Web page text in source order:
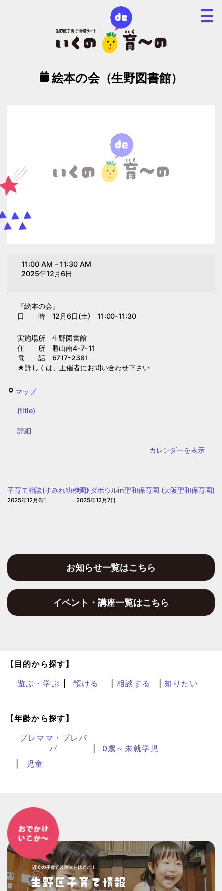
絵本の会（生野図書館）
館）
11:00 AM –11:30 AM
2025年12月6日
『絵本の会』
日 時 12月6日(土) 11:00-11:30
実施場所 生野図書館
住 所 勝山南4-7-11
電 話 6717-2381
★詳しくは、主催者にお問い合わせ下さい
マップ生
{title}
{title}
詳細
カレンダーを表示
子育て相談(すみれ幼稚園)
2025年12月6日
サラダボウルin聖和保育園 (大阪聖和保育園)
2025年12月7日
お知らせ一覧はこちら
イベント・講座一覧はこちら
【目的から探す】
遊ぶ・学ぶ 預ける 相談する 知りたい
【年齢から探す】
プレママ・プレパ
パ
0歳～未就学児
児童